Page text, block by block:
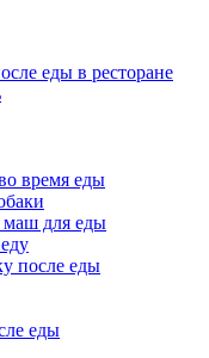
еды в ресторане
время еды
маш для еды
после еды
еды